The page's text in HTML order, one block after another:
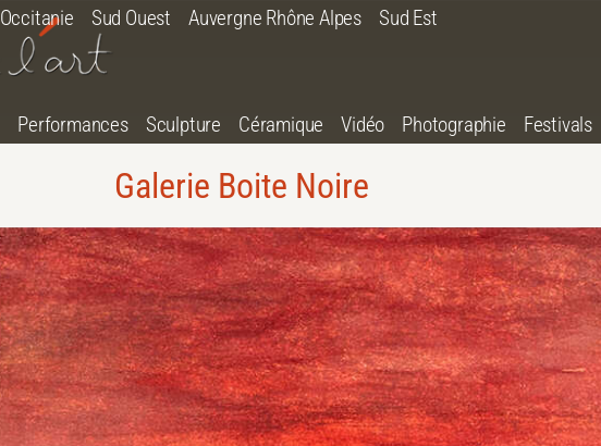
Occitanie Sud Ouest Auvergne Rhône Alpes Sud Est
Performances Sculpture Céramique Vidéo Photographie Festivals
Galerie Boite Noire